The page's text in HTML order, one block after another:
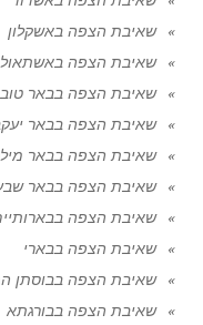
שאיבת הצפה באשקלון
שאיבת הצפה באשתאול
שאיבת הצפה בבאר
שאיבת הצפה בבאר
שאיבת הצפה בבאר
שאיבת הצפה בבאר
שאיבת הצפה
שאיבת הצפה בבארי
שאיבת הצפה בבוסתן
שאיבת הצפה בבורגתא